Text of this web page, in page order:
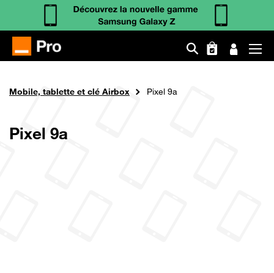
contenu
d'Ariane
Orange Pro
Mobile & Tablette
Mobile, tablette et clé Airbox Pixel 9a
Pixel 9a